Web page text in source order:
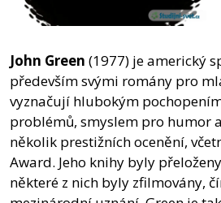
John Green (1977) je americký
především svými romány pro
vyznačují hlubokým
problémů, smyslem pro humor
několik prestižních ocenění,
Award. Jeho knihy byly
některé z nich byly zfilmovány,